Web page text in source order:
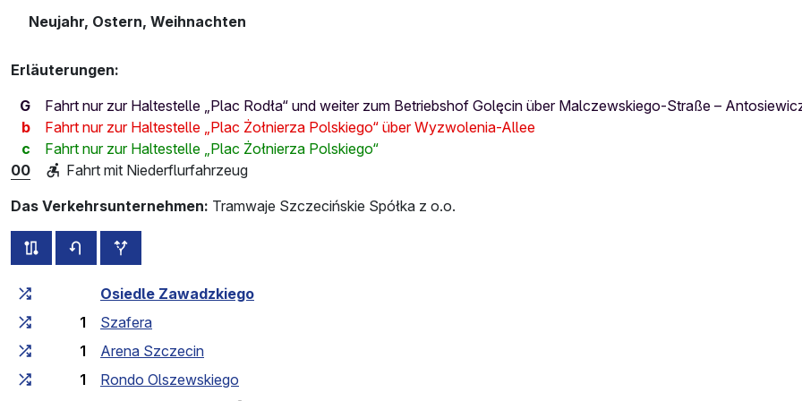
Neujahr, Ostern, Weihnachten
Erläuterungen:
G
Fahrt nur zur Haltestelle „Plac Rodła“ und weiter zum Betriebshof Golęcin über Malczewskiego-Straße –
b
Fahrt nur zur Haltestelle „Plac Żołnierza Polskiego“ über Wyzwolenia-Allee
c
Fahrt nur zur Haltestelle „Plac Żołnierza Polskiego“
00
Fahrt mit Niederflurfahrzeug
Das Verkehrsunternehmen: Tramwaje Szczecińskie Spółka z o.o.
alle Strecken dieser Linie
Fahrplan für die Gegenrichtung
Fahrtzeit zunehmend Fahrtzeit zwischen den Haltestellen
Osiedle Zawadzkiego
1
Szafera
1
Arena Szczecin
1
Rondo Olszewskiego